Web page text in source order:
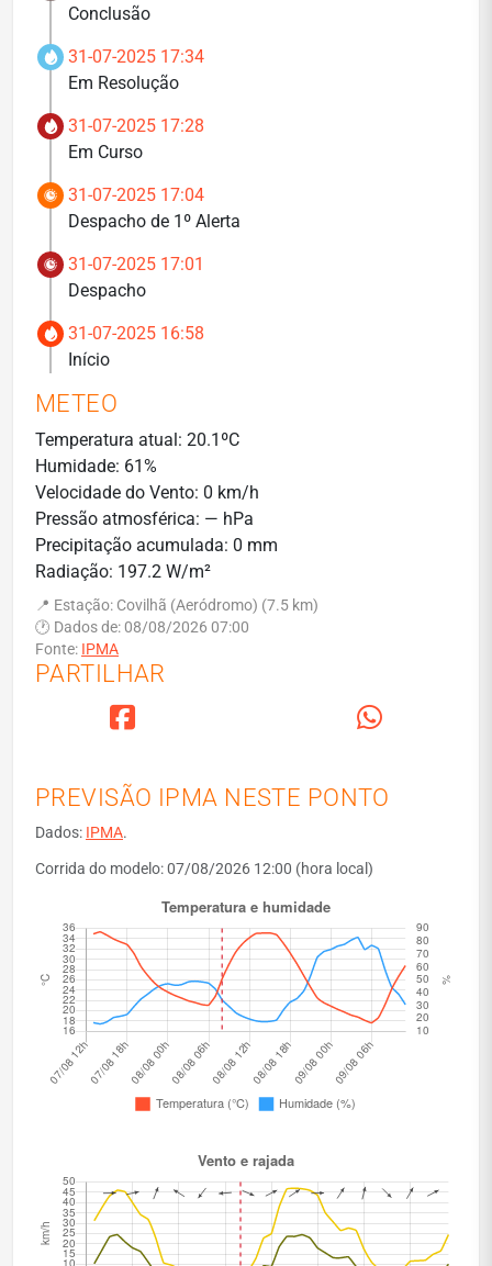
Conclusão
31-07-2025 17:34
Em Resolução
31-07-2025 17:28
Em Curso
31-07-2025 17:04
Despacho de 1º Alerta
31-07-2025 17:01
Despacho
31-07-2025 16:58
Início
METEO
Temperatura atual: 20.1ºC
Humidade: 61%
Velocidade do Vento: 0 km/h
Pressão atmosférica: — hPa
Precipitação acumulada: 0 mm
Radiação: 197.2 W/m²
📍 Estação: Covilhã (Aeródromo) (7.5 km)
🕐 Dados de: 08/08/2026 07:00
Fonte: IPMA
PARTILHAR
PREVISÃO IPMA NESTE PONTO
Dados: IPMA.
Corrida do modelo: 07/08/2026 12:00 (hora local)